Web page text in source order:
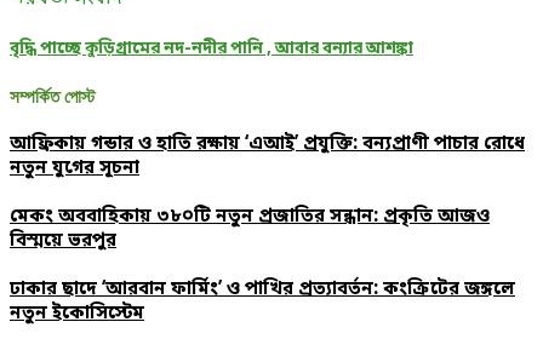
বৃদ্ধি পাচ্ছে কুড়িগ্রামের নদ-নদীর পানি , আবার বন্যার আশঙ্কা
সম্পর্কিত পোস্ট
আফ্রিকায় গন্ডার ও হাতি রক্ষায় ‘এআই’ প্রযুক্তি: বন্যপ্রাণী পাচার রোধে
নতুন যুগের সূচনা
মেকং অববাহিকায় ৩৮০টি নতুন প্রজাতির সন্ধান: প্রকৃতি আজও
বিস্ময়ে ভরপুর
ঢাকার ছাদে ‘আরবান ফার্মিং’ ও পাখির প্রত্যাবর্তন: কংক্রিটের জঙ্গলে
নতুন ইকোসিস্টেম